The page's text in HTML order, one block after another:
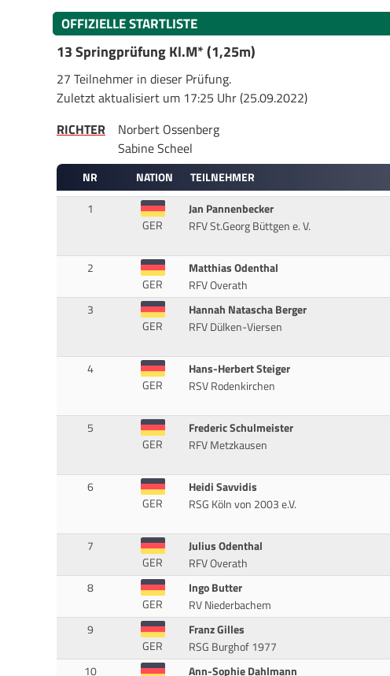
OFFIZIELLE STARTLISTE
13 Springprüfung Kl.M* (1,25m)
27 Teilnehmer in dieser Prüfung.
Zuletzt aktualisiert um 17:25 Uhr (25.09.2022)
RICHTER
Norbert Ossenberg
Sabine Scheel
NR NATION TEILNEHMER
1
GER
Jan Pannenbecker
RFV St.Georg Büttgen e. V.
2
GER
Matthias Odenthal
RFV Overath
3
GER
Hannah Natascha Berger
RFV Dülken-Viersen
4
GER
Hans-Herbert Steiger
RSV Rodenkirchen
5
GER
Frederic Schulmeister
RFV Metzkausen
6
GER
Heidi Savvidis
RSG Köln von 2003 e.V.
7
GER
Julius Odenthal
RFV Overath
8
GER
Ingo Butter
RV Niederbachem
9
GER
Franz Gilles
RSG Burghof 1977
10
Ann-Sophie Dahlmann